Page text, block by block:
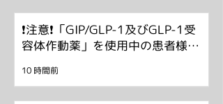
❗注意❗「GIP/GLP-1及びGLP-1受
容体作動薬」を使用中の患者様
について。
10 時間前